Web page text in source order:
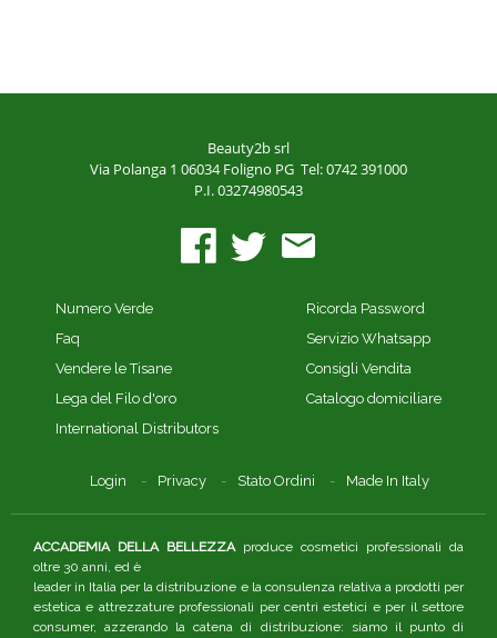
Beauty2b srl
Via Polanga 1 06034 Foligno PG Tel: 0742 391000
P.I. 03274980543
Numero Verde
Faq
Vendere le Tisane
Lega del Filo d'oro
International Distributors
Ricorda Password
Servizio Whatsapp
Consigli Vendita
Catalogo domiciliare
Login Privacy Stato Ordini Made In Italy
ACCADEMIA DELLA BELLEZZAproduce cosmetici professionali da
oltre 30 anni, ed è
leader in Italia per la distribuzione e la consulenza relativa a prodotti per
estetica e attrezzature professionali per centri estetici e per il settore
consumer, azzerando la catena di distribuzione: siamo il punto di